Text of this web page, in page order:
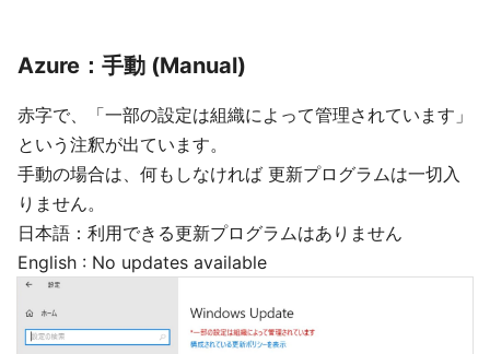
Azure：手動 (Manual)
赤字で、「一部の設定は組織によって管理されています」
という注釈が出ています。
手動の場合は、何もしなければ 更新プログラムは一切入
りません。
日本語：利用できる更新プログラムはありません
English : No updates available